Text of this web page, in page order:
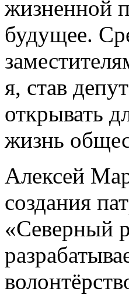
жизненной
будущее.
я, став
открывать
жизнь
Алексей
создания
«Северный